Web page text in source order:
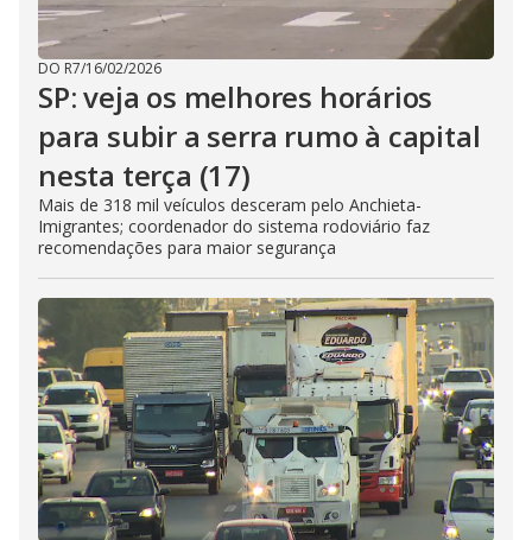
DO R7/16/02/2026
SP: veja os melhores horários
para subir a serra rumo à capital
nesta terça (17)
Mais de 318 mil veículos desceram pelo Anchieta-
Imigrantes; coordenador do sistema rodoviário faz
recomendações para maior segurança